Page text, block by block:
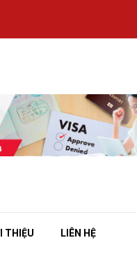
THIỆU LIÊN HỆ